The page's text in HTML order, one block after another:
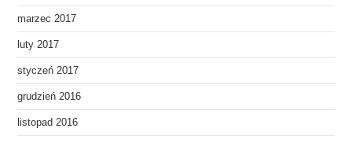
marzec 2017
luty 2017
styczeń 2017
grudzień 2016
listopad 2016